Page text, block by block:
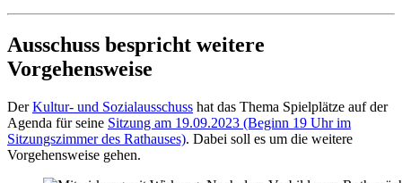
Ausschuss bespricht weitere
Vorgehensweise
DerKultur- und Sozialausschuss hat das Thema Spielplätze auf der
Agenda für seine Sitzung am 19.09.2023 (Beginn 19 Uhr im
Sitzungszimmer des Rathauses). Dabei soll es um die weitere
Vorgehensweise gehen.